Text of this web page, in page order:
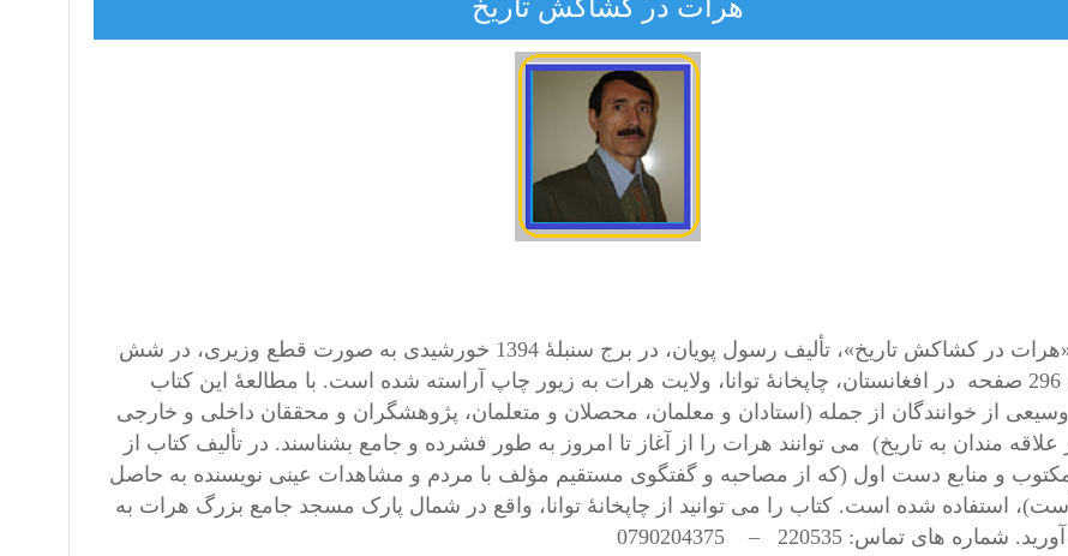
هرات در کشاکش تاریخ
کتاب «هرات در کشاکش تاریخ»، تألیف رسول پویان، در برج سنبلۀ 1394 خورشیدی به صورت قطع وزیری، در شش
فصل، 296 صفحه در افغانستان، چاپخانۀ توانا، ولایت هرات به زیور چاپ آراسته شده است. با مطالعۀ این کتاب
از خوانندگان از جمله (استادان و معلمان، محصلان و متعلمان، پژوهشگران و محققان داخلی و خارجی
علاقه مندان به تاریخ) می توانند هرات را از آغاز تا امروز به طور فشرده و جامع بشناسند. در تألیف کتاب از
مکتوب و منابع دست اول (که از مصاحبه و گفتگوی مستقیم مؤلف با مردم و مشاهدات عینی نویسنده به حاصل
استفاده شده است. کتاب را می توانید از چاپخانۀ توانا، واقع در شمال پارک مسجد جامع بزرگ هرات به
شماره ‏های تماس: 220535 – 0790204375